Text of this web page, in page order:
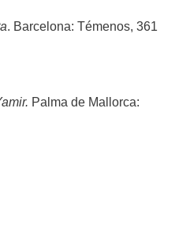
. Barcelona: Témenos, 361
Palma de Mallorca: